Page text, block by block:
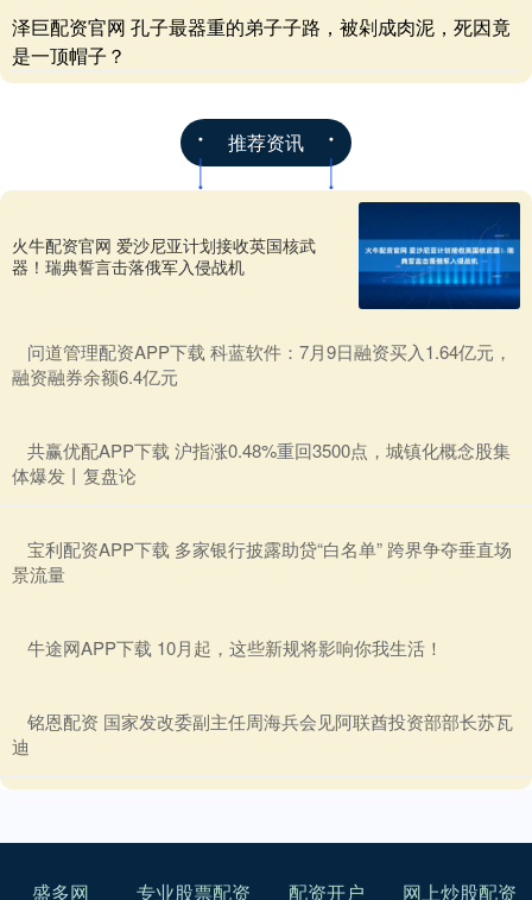
泽巨配资官网 孔子最器重的弟子子路，被剁成肉泥，死因竟
是一顶帽子？
推荐资讯
火牛配资官网 爱沙尼亚计划接收英国核武
器！瑞典誓言击落俄军入侵战机
​问道管理配资APP下载 科蓝软件：7月9日融资买入1.64亿元，
融资融券余额6.4亿元
​共赢优配APP下载 沪指涨0.48%重回3500点，城镇化概念股集
体爆发丨复盘论
​宝利配资APP下载 多家银行披露助贷“白名单” 跨界争夺垂直场
景流量
​牛途网APP下载 10月起，这些新规将影响你我生活！
​铭恩配资 国家发改委副主任周海兵会见阿联酋投资部部长苏瓦
迪
盛多网 专业股票配资 配资开户 网上炒股配资